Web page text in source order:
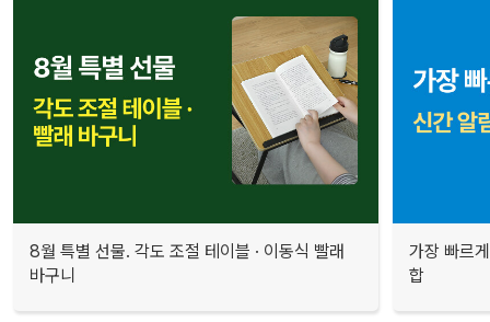
8월 특별 선물. 각도 조절 테이블 · 이동식 빨래
바구니
가장 빠르
합